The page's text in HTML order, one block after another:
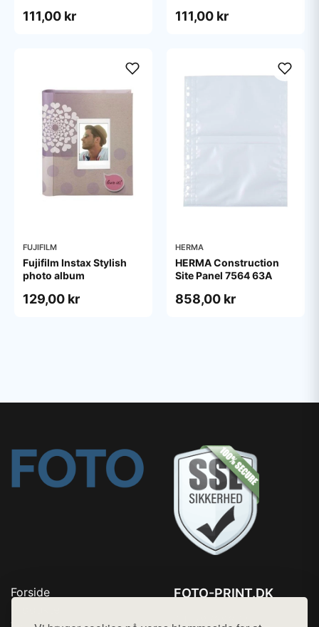
111,00 kr 111,00 kr
FUJIFILM
Fujifilm Instax Stylish
photo album
129,00 kr
HERMA
HERMA Construction
Site Panel 7564 63A
858,00 kr
Forside
FOTO-PRINT.DK